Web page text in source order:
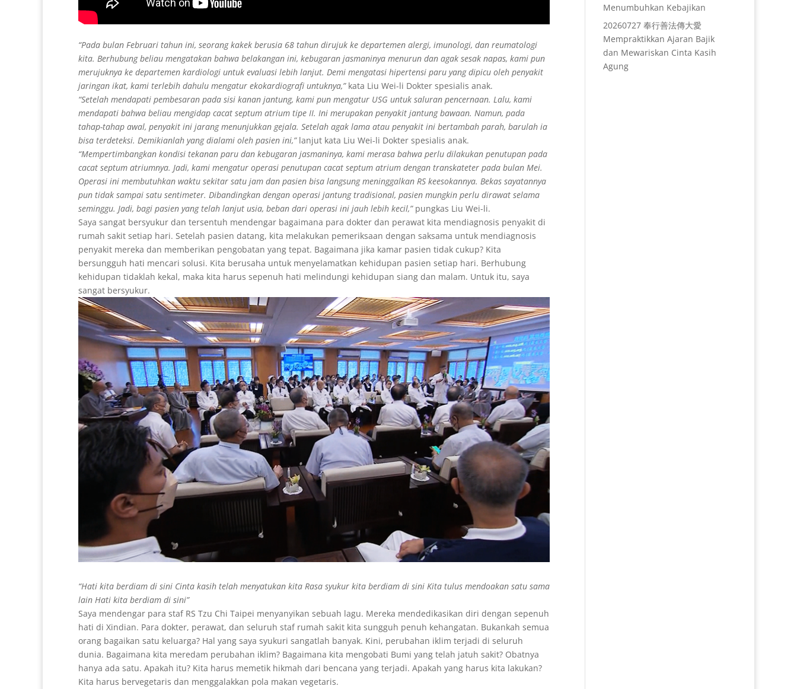
“Pada bulan Februari tahun ini, seorang kakek berusia 68 tahun dirujuk ke departemen alergi, imunologi, dan reumatologi
kita. Berhubung beliau mengatakan bahwa belakangan ini, kebugaran jasmaninya menurun dan agak sesak napas, kami pun
merujuknya ke departemen kardiologi untuk evaluasi lebih lanjut. Demi mengatasi hipertensi paru yang dipicu oleh penyakit
jaringan ikat, kami terlebih dahulu mengatur ekokardiografi untuknya,” kata Liu Wei-li Dokter spesialis anak.
“Setelah mendapati pembesaran pada sisi kanan jantung, kami pun mengatur USG untuk saluran pencernaan. Lalu, kami
mendapati bahwa beliau mengidap cacat septum atrium tipe II. Ini merupakan penyakit jantung bawaan. Namun, pada
tahap-tahap awal, penyakit ini jarang menunjukkan gejala. Setelah agak lama atau penyakit ini bertambah parah, barulah ia
bisa terdeteksi. Demikianlah yang dialami oleh pasien ini,” lanjut kata Liu Wei-li Dokter spesialis anak.
“Mempertimbangkan kondisi tekanan paru dan kebugaran jasmaninya, kami merasa bahwa perlu dilakukan penutupan pada
cacat septum atriumnya. Jadi, kami mengatur operasi penutupan cacat septum atrium dengan transkateter pada bulan Mei.
Operasi ini membutuhkan waktu sekitar satu jam dan pasien bisa langsung meninggalkan RS keesokannya. Bekas sayatannya
pun tidak sampai satu sentimeter. Dibandingkan dengan operasi jantung tradisional, pasien mungkin perlu dirawat selama
seminggu. Jadi, bagi pasien yang telah lanjut usia, beban dari operasi ini jauh lebih kecil,”pungkas Liu Wei-li.
Saya sangat bersyukur dan tersentuh mendengar bagaimana para dokter dan perawat kita mendiagnosis penyakit di
rumah sakit setiap hari. Setelah pasien datang, kita melakukan pemeriksaan dengan saksama untuk mendiagnosis
penyakit mereka dan memberikan pengobatan yang tepat. Bagaimana jika kamar pasien tidak cukup? Kita
bersungguh hati mencari solusi. Kita berusaha untuk menyelamatkan kehidupan pasien setiap hari. Berhubung
kehidupan tidaklah kekal, maka kita harus sepenuh hati melindungi kehidupan siang dan malam. Untuk itu, saya
sangat bersyukur.
“Hati kita berdiam di sini Cinta kasih telah menyatukan kita Rasa syukur kita berdiam di sini Kita tulus mendoakan satu sama
lain Hati kita berdiam di sini”
Saya mendengar para staf RS Tzu Chi Taipei menyanyikan sebuah lagu. Mereka mendedikasikan diri dengan sepenuh
hati di Xindian. Para dokter, perawat, dan seluruh staf rumah sakit kita sungguh penuh kehangatan. Bukankah semua
orang bagaikan satu keluarga? Hal yang saya syukuri sangatlah banyak. Kini, perubahan iklim terjadi di seluruh
dunia. Bagaimana kita meredam perubahan iklim? Bagaimana kita mengobati Bumi yang telah jatuh sakit? Obatnya
hanya ada satu. Apakah itu? Kita harus memetik hikmah dari bencana yang terjadi. Apakah yang harus kita lakukan?
Kita harus bervegetaris dan menggalakkan pola makan vegetaris.
Menumbuhkan Kebajikan
20260727 奉行善法傳大愛
Mempraktikkan Ajaran Bajik
dan Mewariskan Cinta Kasih
Agung